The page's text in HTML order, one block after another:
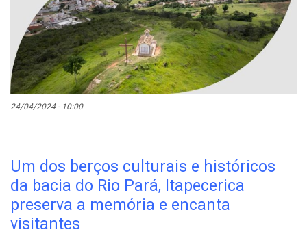
24/04/2024 - 10:00
Um dos berços culturais e históricos
da bacia do Rio Pará, Itapecerica
preserva a memória e encanta
visitantes